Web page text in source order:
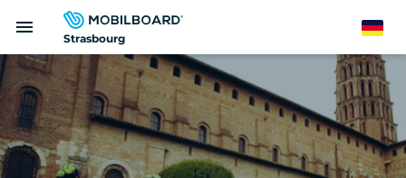
zum
Strasbourg
menu German